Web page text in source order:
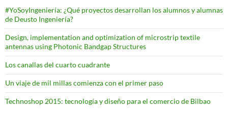
#YoSoyIngeniería: ¿Qué proyectos desarrollan los alumnos y alumnas
de Deusto Ingeniería?
Design, implementation and optimization of microstrip textile
antennas using Photonic Bandgap Structures
Los canallas del cuarto cuadrante
Un viaje de mil millas comienza con el primer paso
Technoshop 2015: tecnología y diseño para el comercio de Bilbao